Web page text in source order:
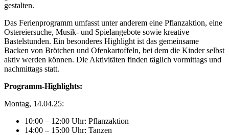
gestalten.
Das Ferienprogramm umfasst unter anderem eine Pflanzaktion, eine
Ostereiersuche, Musik- und Spielangebote sowie kreative
Bastelstunden. Ein besonderes Highlight ist das gemeinsame
Backen von Brötchen und Ofenkartoffeln, bei dem die Kinder selbst
aktiv werden können. Die Aktivitäten finden täglich vormittags und
nachmittags statt.
Programm-Highlights:
Montag, 14.04.25:
10:00 – 12:00 Uhr: Pflanzaktion
14:00 – 15:00 Uhr: Tanzen